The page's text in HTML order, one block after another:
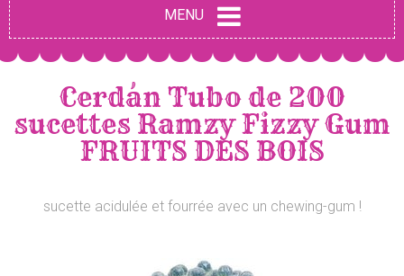
MENU
Cerdán Tubo de 200
sucettes Ramzy Fizzy Gum
FRUITS DES BOIS
sucette acidulée et fourrée avec un chewing-gum !